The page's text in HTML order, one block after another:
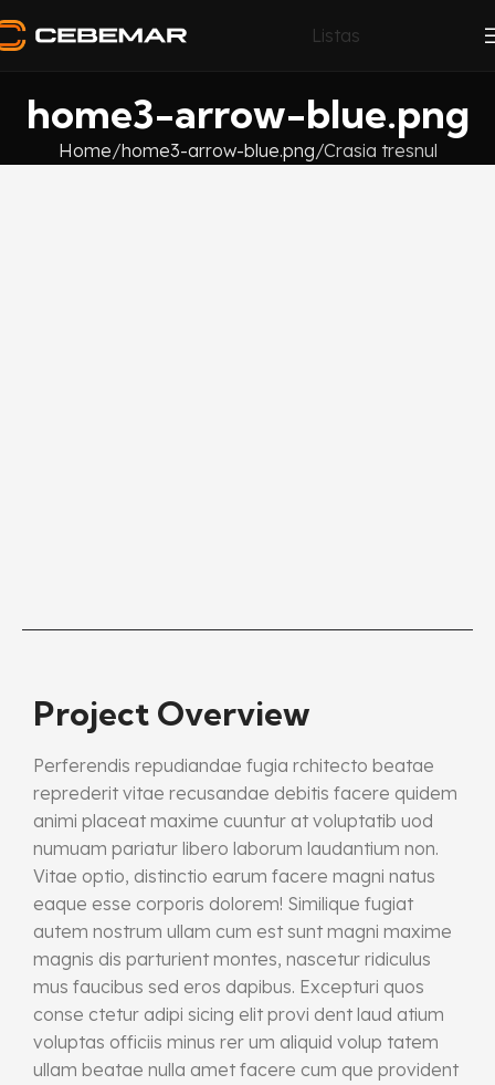
Listas
home3-arrow-blue.png
Home home3-arrow-blue.png Crasia tresnul
Project Overview
Perferendis repudiandae fugia rchitecto beatae
reprederit vitae recusandae debitis facere quidem
animi placeat maxime cuuntur at voluptatib uod
numuam pariatur libero laborum laudantium non.
Vitae optio, distinctio earum facere magni natus
eaque esse corporis dolorem! Similique fugiat
autem nostrum ullam cum est sunt magni maxime
magnis dis parturient montes, nascetur ridiculus
mus faucibus sed eros dapibus. Excepturi quos
conse ctetur adipi sicing elit provi dent laud atium
voluptas officiis minus rer um aliquid volup tatem
ullam beatae nulla amet facere cum que provident